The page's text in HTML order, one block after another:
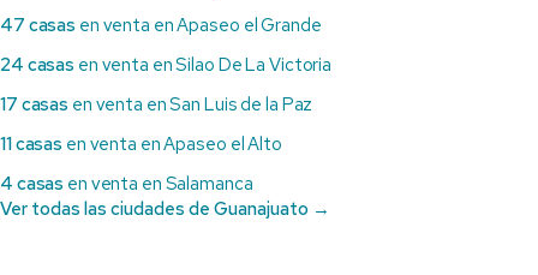
47 casas en venta en Apaseo el Grande
24 casas en venta en Silao De La Victoria
17 casas en venta en San Luis de la Paz
11 casas en venta en Apaseo el Alto
4 casas en venta en Salamanca
Ver todas las ciudades de Guanajuato →